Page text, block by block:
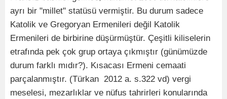
ayrı bir "millet" statüsü vermiştir. Bu durum sadece
Katolik ve Gregoryan Ermenileri değil Katolik
Ermenileri de birbirine düşürmüştür. Çeşitli kiliselerin
etrafında pek çok grup ortaya çıkmıştır (günümüzde
durum farklı mıdır?). Kısacası Ermeni cemaati
parçalanmıştır. (Türkan 2012 a. s.322 vd) vergi
meselesi, mezarlıklar ve nüfus tahrirleri konularında